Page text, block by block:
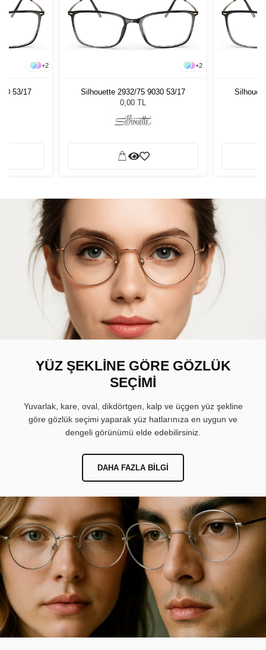
+2
53/17
+2
Silhouette 2932/75 9030 53/17
0,00 TL
YÜZ ŞEKLİNE GÖRE GÖZLÜK
SEÇİMİ
Yuvarlak, kare, oval, dikdörtgen, kalp ve üçgen yüz şekline
göre gözlük seçimi yaparak yüz hatlarınıza en uygun ve
dengeli görünümü elde edebilirsiniz.
DAHA FAZLA BILGI